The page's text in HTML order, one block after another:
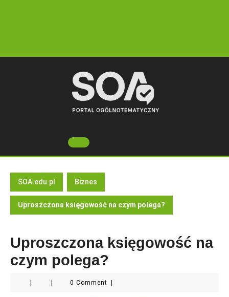
Open
Button
SOA.edu.pl Biznes
Uproszczona księgowość na czym polega?
Uproszczona księgowość na
czym polega?
0 Comment